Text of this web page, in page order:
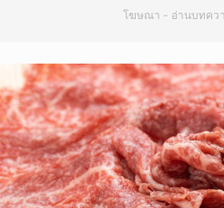
โฆษณา - อ่านบทคว